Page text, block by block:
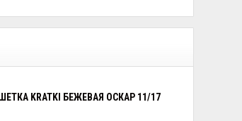
KRATKI БЕЖЕВАЯ ОСКАР 11/17